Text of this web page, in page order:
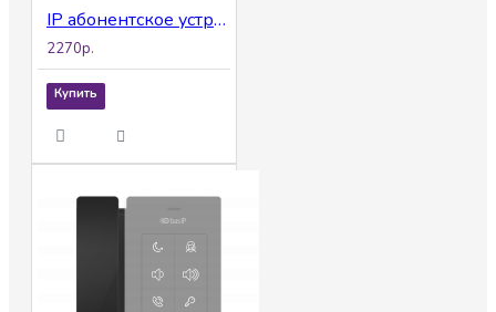
IP абонентское устройство BAS-IP SP-AU WHITE
2270р.
Купить